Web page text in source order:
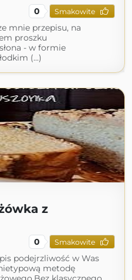
0 Smakowite
mnie przepisu, na
proszku
- w formie
(...)
z
0 Smakowite
podejrzliwość w Was
metodę